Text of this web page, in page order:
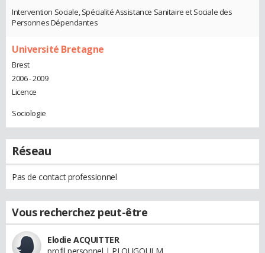
Intervention Sociale, Spécialité Assistance Sanitaire et Sociale des
Personnes Dépendantes
Université Bretagne
Brest
2006 - 2009
Licence
Sociologie
Réseau
Pas de contact professionnel
Vous recherchez peut-être
Elodie ACQUITTER
profil personnel | PLOUGOULM